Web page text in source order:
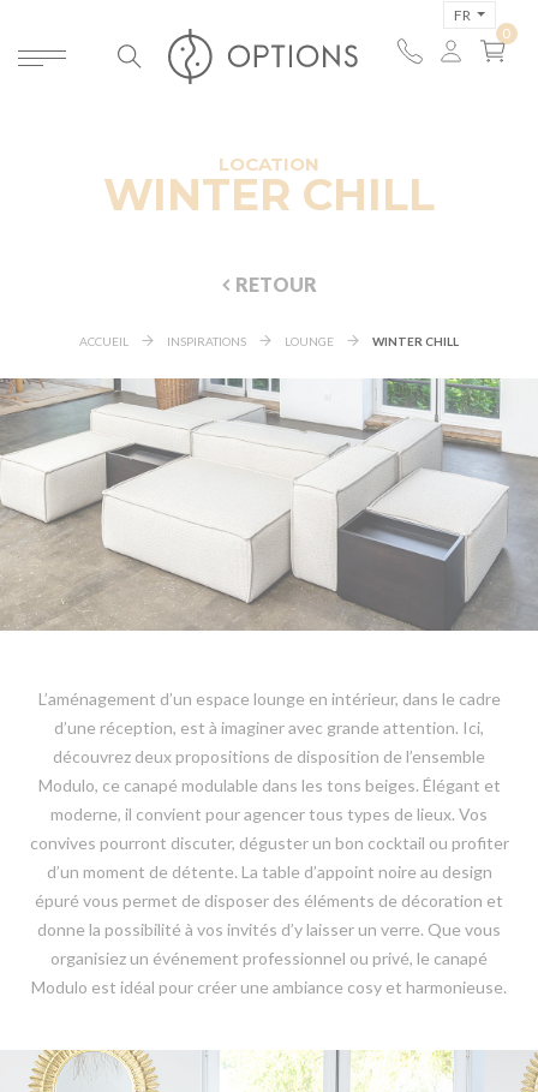
FR
LOCATION
WINTER CHILL
RETOUR
ACCUEIL INSPIRATIONS LOUNGE WINTER CHILL
L’aménagement d’un espace lounge en intérieur, dans le cadre
d’une réception, est à imaginer avec grande attention. Ici,
découvrez deux propositions de disposition de l’ensemble
Modulo, ce canapé modulable dans les tons beiges. Élégant et
moderne, il convient pour agencer tous types de lieux. Vos
convives pourront discuter, déguster un bon cocktail ou profiter
d’un moment de détente. La table d’appoint noire au design
épuré vous permet de disposer des éléments de décoration et
donne la possibilité à vos invités d’y laisser un verre. Que vous
organisiez un événement professionnel ou privé, le canapé
Modulo est idéal pour créer une ambiance cosy et harmonieuse.